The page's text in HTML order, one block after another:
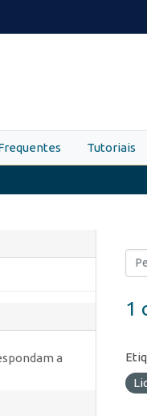
Tutoriais
a
1